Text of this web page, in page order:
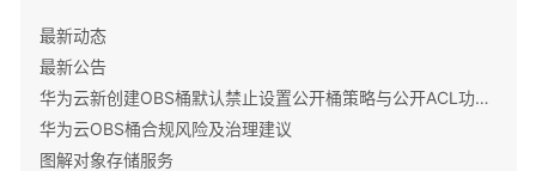
操
作
最新动态
最新公告
华为云新创建OBS桶默认禁止设置公开桶策略与公开ACL功能通知
华为云OBS桶合规风险及治理建议
图解对象存储服务